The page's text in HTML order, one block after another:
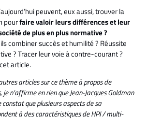
peuvent, eux aussi, trouver la
pourfaire valoir leurs différences et leur
de plus en plus normative ?
combiner succès et humilité ? Réussite
? Tracer leur voie à contre-courant ?
article.
articles sur ce thème à propos de
je n’affirme en rien que Jean-Jacques Goldman
constat que plusieurs aspects de sa
à des caractéristiques de HPI / multi-